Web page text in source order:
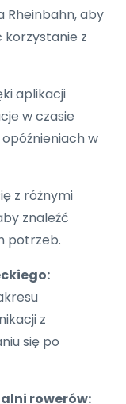
Rheinbahn, aby
z
aplikacji
w czasie
w
z różnymi
znaleźć
potrzeb.
z
się po
rowerów: